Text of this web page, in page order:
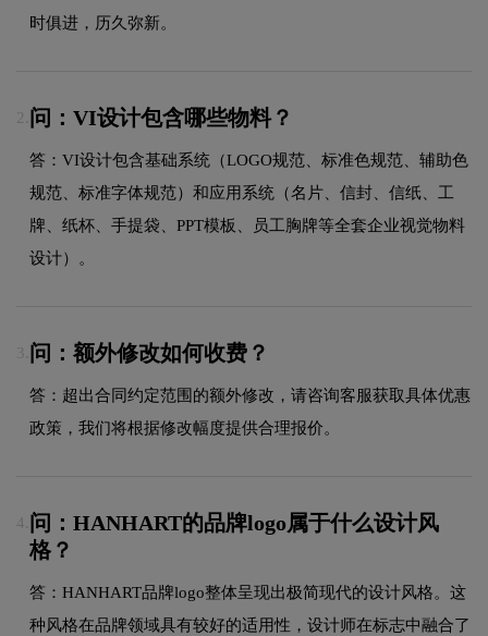
时俱进，历久弥新。
2. 问：VI设计包含哪些物料？
答：VI设计包含基础系统（LOGO规范、标准色规范、辅助色
规范、标准字体规范）和应用系统（名片、信封、信纸、工
牌、纸杯、手提袋、PPT模板、员工胸牌等全套企业视觉物料
设计）。
3. 问：额外修改如何收费？
答：超出合同约定范围的额外修改，请咨询客服获取具体优惠
政策，我们将根据修改幅度提供合理报价。
4. 问：HANHART的品牌logo属于什么设计风
格？
答：HANHART品牌logo整体呈现出极简现代的设计风格。这
种风格在品牌领域具有较好的适用性，设计师在标志中融合了